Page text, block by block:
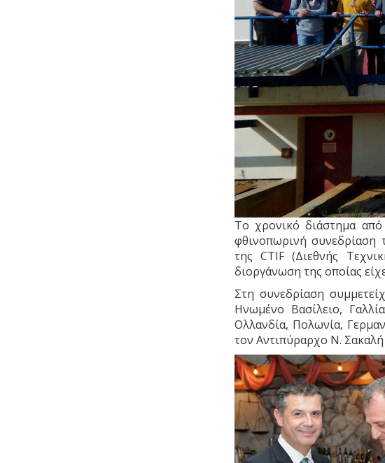
Το χρονικό διάστημα
φθινοπωρινή συνεδρίαση
της CTIF (Διεθνής
διοργάνωση της οποίας
Στη συνεδρίαση
Ηνωμένο Βασίλειο,
Ολλανδία, Πολωνία,
τον Αντιπύραρχο Ν.